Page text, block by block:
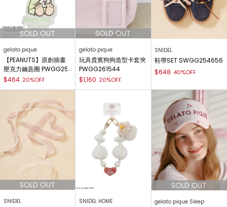
gelato pique
【PEANUTS】原創插畫
壓克力鑰匙圈 PWGG25
9223
$464 20%OFF
gelato pique
玩具貴賓狗狗造型卡套夾
PWGG261544
$1,160 20%OFF
SNIDEL
鞋帶SET SWGG254656
$648 40%OFF
SNIDEL SNIDEL HOME gelato pique Sleep